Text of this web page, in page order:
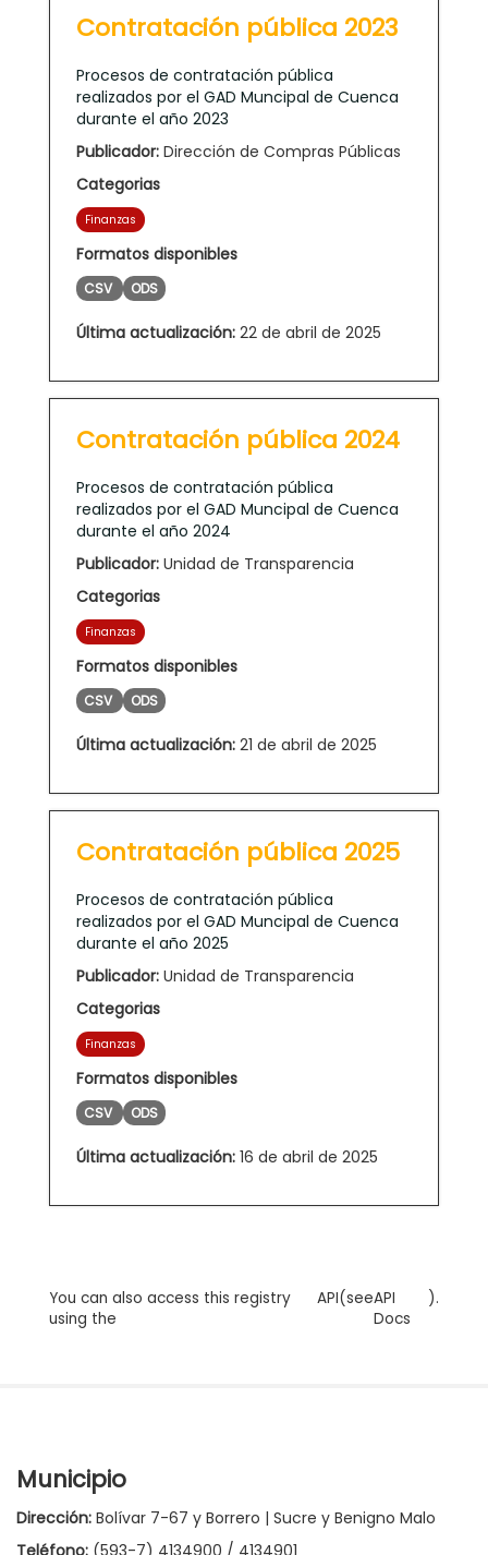
Contratación pública 2023
Procesos de contratación pública
realizados por el GAD Muncipal de Cuenca
durante el año 2023
Publicador: Dirección de Compras Públicas
Categorias
Finanzas
Formatos disponibles
CSV ODS
Última actualización: 22 de abril de 2025
Contratación pública 2024
Procesos de contratación pública
realizados por el GAD Muncipal de Cuenca
durante el año 2024
Publicador: Unidad de Transparencia
Categorias
Finanzas
Formatos disponibles
CSV ODS
Última actualización: 21 de abril de 2025
Contratación pública 2025
Procesos de contratación pública
realizados por el GAD Muncipal de Cuenca
durante el año 2025
Publicador: Unidad de Transparencia
Categorias
Finanzas
Formatos disponibles
CSV ODS
Última actualización: 16 de abril de 2025
You can also access this registry
using the
API(seeAPI
Docs
).
Municipio
Dirección: Bolívar 7-67 y Borrero | Sucre y Benigno Malo
Teléfono: (593-7) 4134900 / 4134901